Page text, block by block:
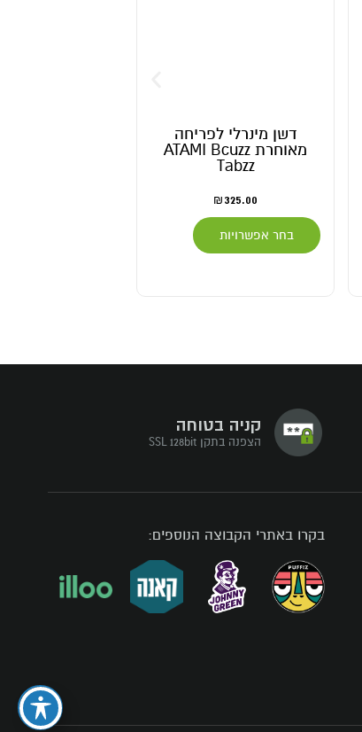
דשן מינרלי לפריחה
מאוחרת ATAMI Bcuzz
Tabzz
₪325.00
בחר אפשרויות
קניה בטוחה
הצפנה בתקן SSL 128bit
בקרו באתרי הקבוצה הנוספים: